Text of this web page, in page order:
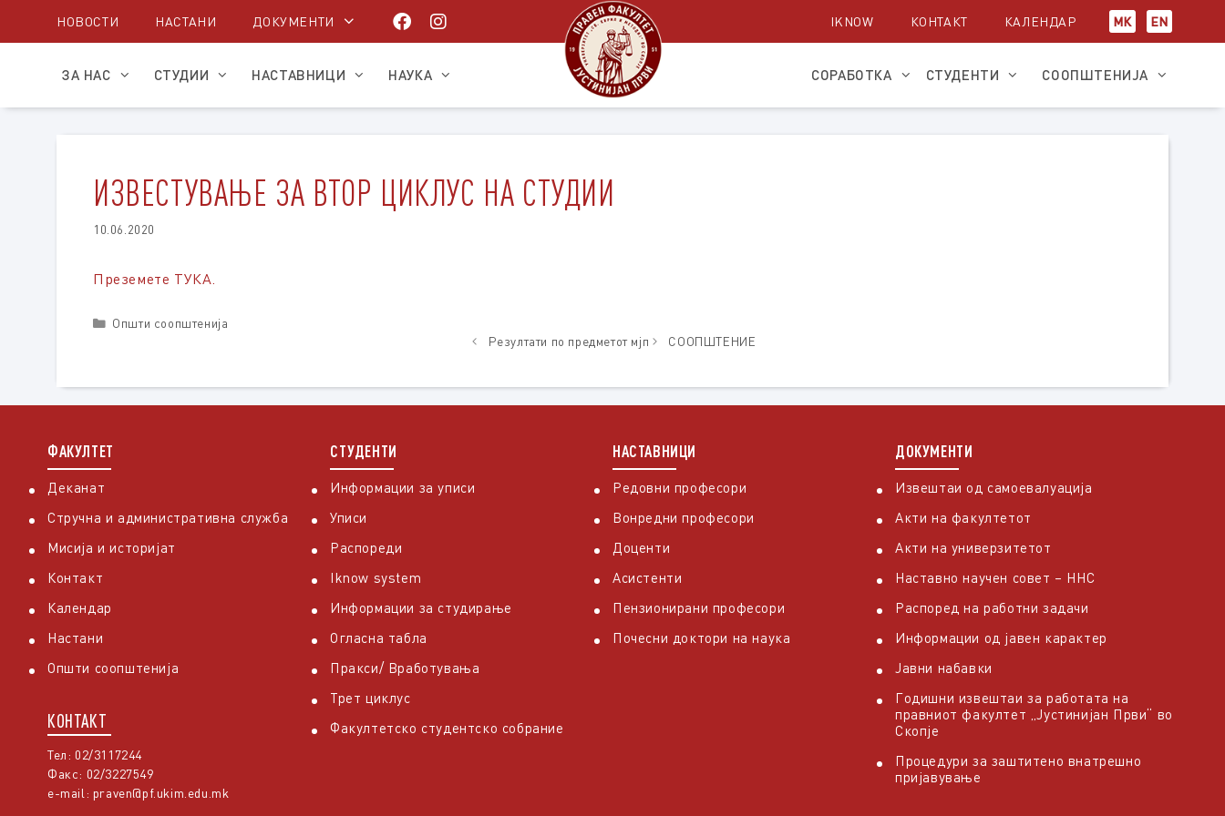
НОВОСТИ НАСТАНИ ДОКУМЕНТИ IKNOW КОНТАКТ КАЛЕНДАР МК EN
ЗА НАС СТУДИИ НАСТАВНИЦИ НАУКА СОРАБОТКА СТУДЕНТИ СООПШТЕНИЈА
ИЗВЕСТУВАЊЕ ЗА ВТОР ЦИКЛУС НА СТУДИИ
10.06.2020
Преземете ТУКА.
Categories
Општи соопштенија
Резултати по предметот мјп
СООПШТЕНИЕ
ФАКУЛТЕТ
Деканат
Стручна и административна служба
Мисија и историјат
Контакт
Календар
Настани
Општи соопштенија
КОНТАКТ
Тел: 02/3117244
Факс: 02/3227549
e-mail: praven@pf.ukim.edu.mk
СТУДЕНТИ
Информации за уписи
Уписи
Распореди
Iknow system
Информации за студирање
Огласна табла
Пракси/ Вработувања
Трет циклус
Факултетско студентско собрание
НАСТАВНИЦИ
Редовни професори
Вонредни професори
Доценти
Асистенти
Пензионирани професори
Почесни доктори на наука
ДОКУМЕНТИ
Извештаи од самоевалуација
Акти на факултетот
Акти на универзитетот
Наставно научен совет – ННС
Распоред на работни задачи
Информации од јавен карактер
Јавни набавки
Годишни извештаи за работата на
правниот факултет „Јустинијан Први“ во
Скопје
Процедури за заштитено внатрешно
пријавување